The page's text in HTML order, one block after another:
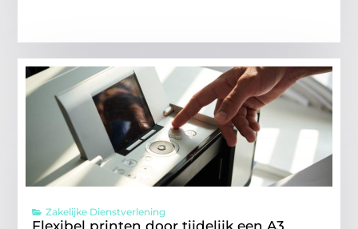
Zakelijke Dienstverlening